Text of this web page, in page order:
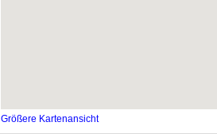
Größere Kartenansicht